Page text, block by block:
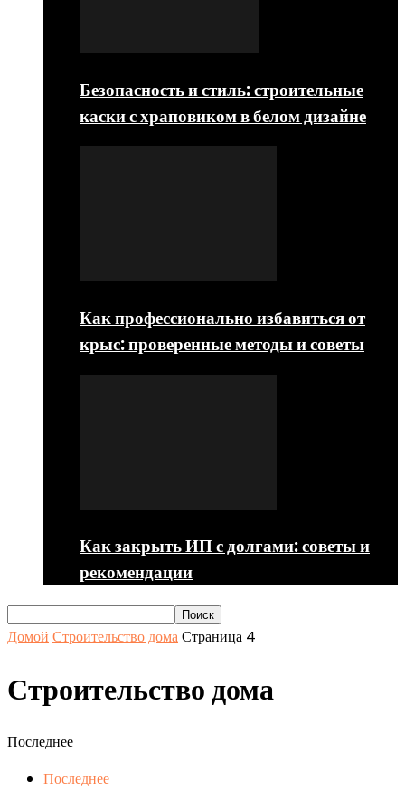
Безопасность и стиль: строительные
каски с храповиком в белом дизайне
Как профессионально избавиться от
крыс: проверенные методы и советы
Как закрыть ИП с долгами: советы и
рекомендации
Домой Строительство домаСтраница 4
Строительство дома
Последнее
Последнее